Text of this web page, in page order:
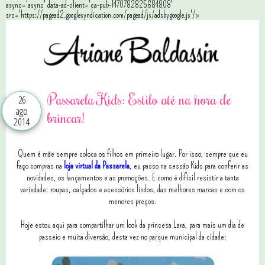
async='async' data-ad-client='ca-pub-1470782825684808'
src='https://pagead2.googlesyndication.com/pagead/js/adsbygoogle.js'/>
26
ago
2014
Passarela Kids: Estilo até na hora de
brincar!
Quem é mãe sempre coloca os filhos em primeiro lugar. Por isso, sempre que eu
faço compras na loja virtual da Passarela, eu passo na sessão Kids para conferir as
novidades, os lançamentos e as promoções. E como é difícil resistir a tanta
variedade: roupas, calçados e acessórios lindos, das melhores marcas e com os
menores preços.
Hoje estou aqui para compartilhar um look da princesa Lara, para mais um dia de
passeio e muita diversão, desta vez no parque municipal da cidade: